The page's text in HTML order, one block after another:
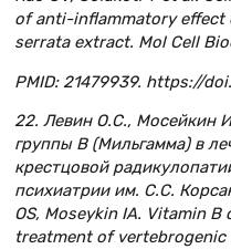
of anti-inflammatory effect
serrata extract. Mol Cell
PMID: 21479939. https://
22. Левин О.С., Мосейкин
группы В (Мильгамма) в
крестцовой
психиатрии им. С.С.
OS, Moseykin IA. Vitamin
treatment of